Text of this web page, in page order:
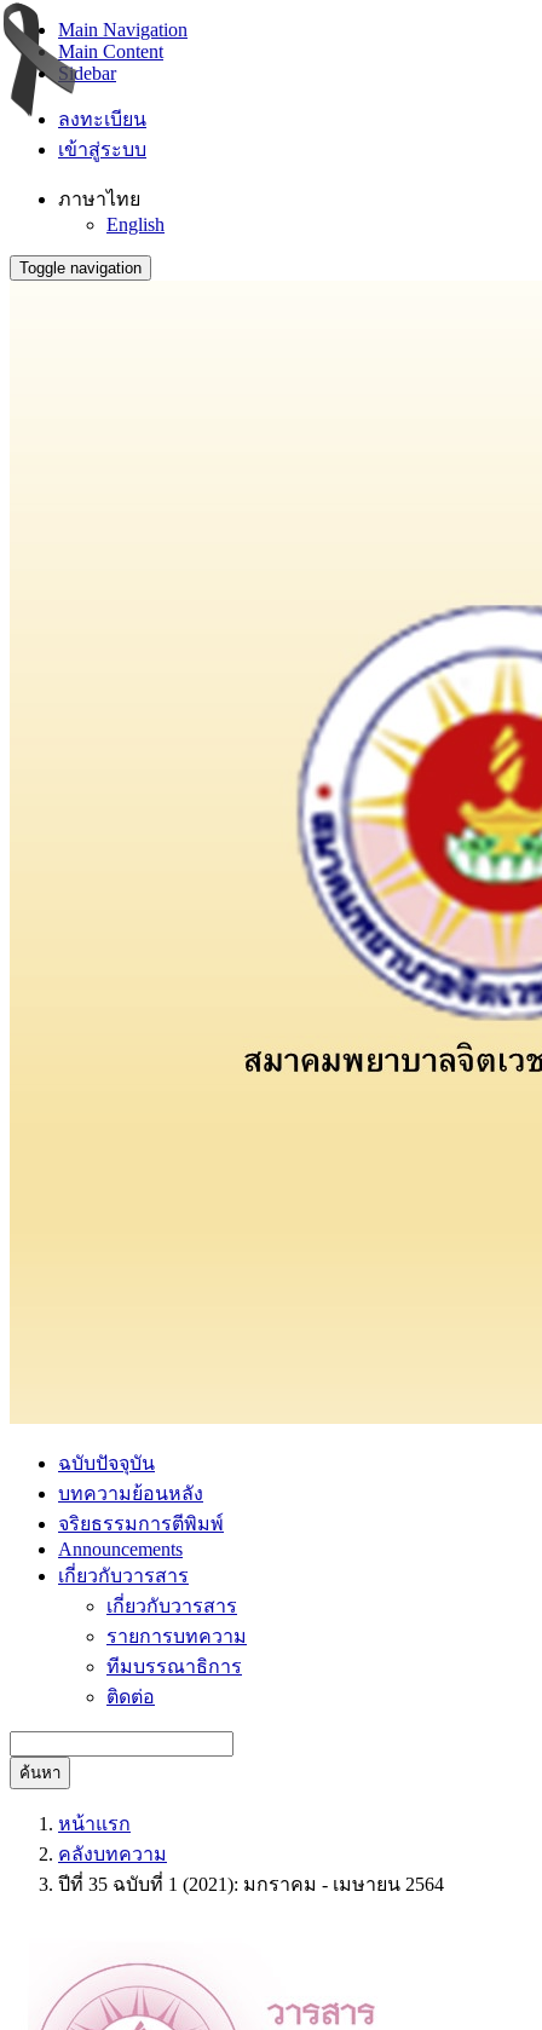
Main Navigation
Main Content
Sidebar
ลงทะเบียน
เข้าสู่ระบบ
ภาษาไทย
English
Toggle navigation
ฉบับปัจจุบัน
บทความย้อนหลัง
จริยธรรมการตีพิมพ์
Announcements
เกี่ยวกับวารสาร
เกี่ยวกับวารสาร
รายการบทความ
ทีมบรรณาธิการ
ติดต่อ
ค้นหา
หน้าแรก
คลังบทความ
ปีที่ 35 ฉบับที่ 1 (2021): มกราคม - เมษายน 2564